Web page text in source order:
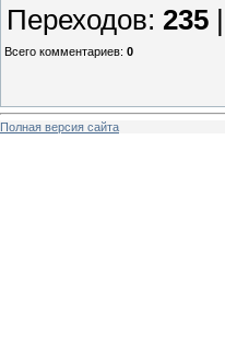
Переходов: 235 |
Всего комментариев: 0
Полная версия сайта